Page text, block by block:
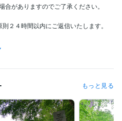
がありますのでご了承ください。
２４時間以内にご返信いたします。
もっと見る